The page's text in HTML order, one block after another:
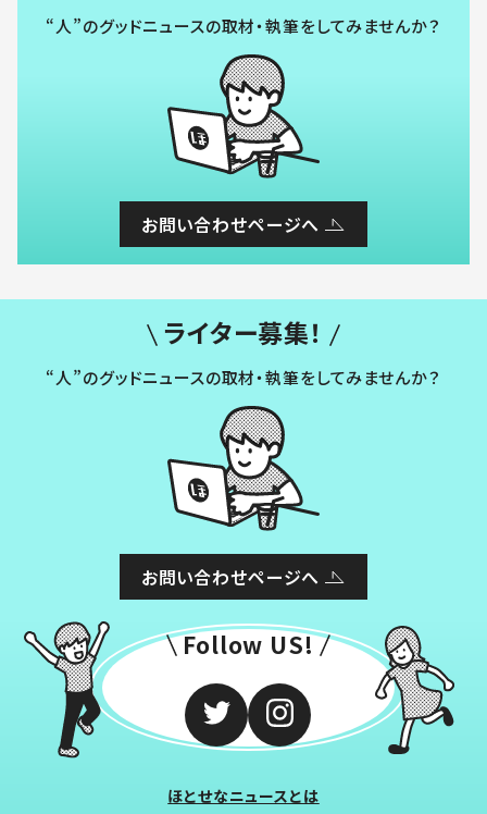
“人”のグッドニュースの取材・執筆をしてみませんか？
お問い合わせページへ
ライター募集！
“人”のグッドニュースの取材・執筆をしてみませんか？
お問い合わせページへ
Follow US!
ほとせなニュースとは